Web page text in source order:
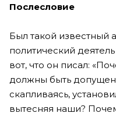
Послесловие
Был такой известный
политический
вот, что он писал:
должны быть
скапливаясь,
вытесняя наши?